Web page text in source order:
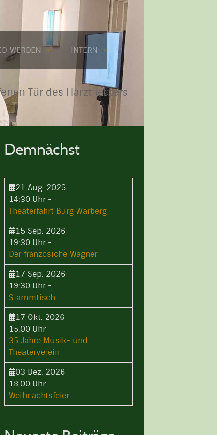
WERDEN INTERN
Tür des Harztheaters
Demnächst
21 Aug. 2026
14:30 Uhr-
Theaterfahrt Burg Warberg
15 Sep. 2026
19:30 Uhr-
Der französiche Wagner
17 Sep. 2026
19:30 Uhr-
Stammtisch
17 Okt. 2026
15:00 Uhr-
35 Jahre Musik- und
Theaterverein
03 Dez. 2026
18:00 Uhr-
Weihnachtsfeier